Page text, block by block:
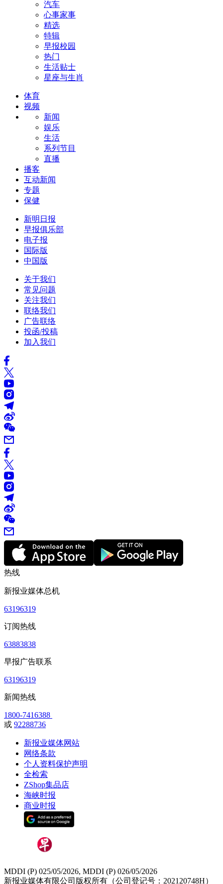
汽车
心事家事
精选
特辑
早报校园
热门
生活贴士
星座与生肖
体育
视频
新闻
娱乐
生活
系列节目
直播
播客
互动新闻
专题
保健
新明日报
早报俱乐部
电子报
国际版
中国版
关于我们
常见问题
关注我们
联络我们
广告联络
投函/投稿
加入我们
热线
新报业媒体总机
63196319
订阅热线
63883838
早报广告联系
63196319
新闻热线
1800-7416388
或 92288736
新报业媒体网站
网络条款
个人资料保护声明
全检索
ZShop集品店
海峡时报
商业时报
MDDI (P) 025/05/2026, MDDI (P) 026/05/2026
新报业媒体有限公司版权所有（公司登记号：202120748H）